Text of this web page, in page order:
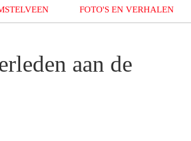
FOTO'S EN VERHALEN
aan de